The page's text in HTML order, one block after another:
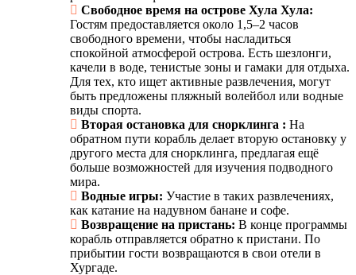
Свободное время на острове Хула Хула:
Гостям предоставляется около 1,5–2 часов
свободного времени, чтобы насладиться
спокойной атмосферой острова. Есть шезлонги,
качели в воде, тенистые зоны и гамаки для отдыха.
Для тех, кто ищет активные развлечения, могут
быть предложены пляжный волейбол или водные
виды спорта.
Вторая остановка для снорклинга : На
обратном пути корабль делает вторую остановку у
другого места для снорклинга, предлагая ещё
больше возможностей для изучения подводного
мира.
Водные игры: Участие в таких развлечениях,
как катание на надувном банане и софе.
Возвращение на пристань: В конце программы
корабль отправляется обратно к пристани. По
прибытии гости возвращаются в свои отели в
Хургаде.